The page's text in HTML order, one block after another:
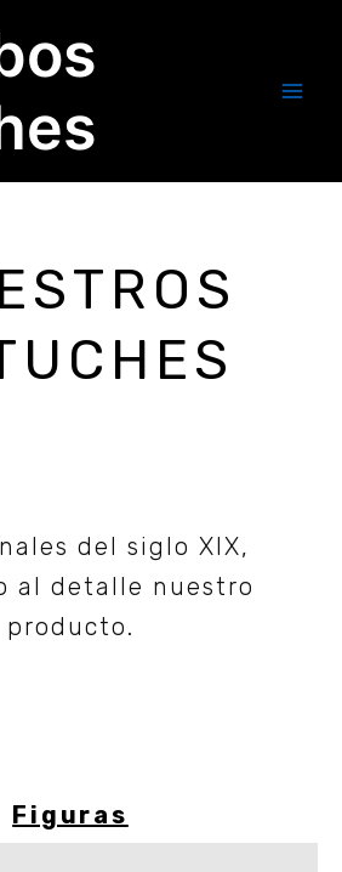
del siglo XIX,
al detalle nuestro
producto.
Figuras